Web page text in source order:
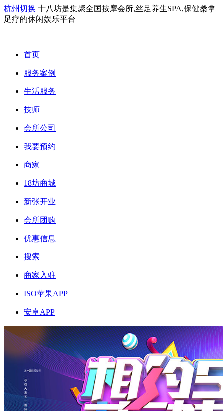
杭州切换 十八坊是集聚全国按摩会所,丝足养生SPA,保健桑拿
足疗的休闲娱乐平台
首页
服务案例
生活服务
技师
会所公司
我要预约
商家
18坊商城
新张开业
会所团购
优惠信息
搜索
商家入驻
ISO苹果APP
安卓APP